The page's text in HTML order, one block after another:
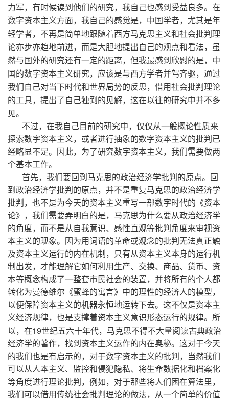
力军，有时候读到他们的研究，我自己也感到受益良多。在
数字资本主义方面，我自己的感觉是，中国学者，尤其是年
轻学者，不再是简单地跟随着西方马克思主义和社会批判理
论亦步亦趋地前进，而是大胆地提出自己的观点和看法，虽
然与国外的研究还有一定的距离，但我最感到欣慰的是，中
国的数字资本主义研究，应该是与西方学者并驾齐驱，通过
我们自己对当下时代和世界局势的反思，借用社会批判理论
的工具，提出了自己独到的见解，这在以往的研究中并不多
见。
不过，在我自己目前的研究中，仅仅从一般概论性质来
探索数字资本主义，或者进行抽象的数字资本主义的批判已
经略显不足。因此，为了研究数字资本主义，我们需要做两
个基本工作。
首先，我们要回到马克思的政治经济学批判的原点。回
到政治经济学批判的原点，并不是重复马克思的政治经济学
批判，也不是为今天的资本主义重写一部数字时代的《资本
论》，我们需要弄明白的是，马克思为什么要从政治经济学
的角度，而不是从自我意识、感性直观等批判角度来审视资
本主义的现象。因为用词语的革命或观念的批判无法真正触
及资本主义运行的内在机制，只有从资本主义本身的运行机
制出发，才能理解它如何利用生产、交换、商品、货币、资
本等概念构成了一整套市民社会的装置，并将所有的个人都
转化为曼德维尔《蜜蜂的寓言》中的理性的经济人的模型，
以便保障资本主义的机器永恒地运转下去。这不仅是资本主
义经济规律，也是支撑着资本主义意识形态运行的规律。所
以，在19世纪五六十年代，马克思不得不大量阅读古典政治
经济学的著作，找到资本主义运作的内在奥秘。这对于今天
的我们也是有启示的，对于数字资本主义的批判，当然我们
可以从人本主义、监控和侵犯隐私、将生命数据化和档案化
等角度进行理论批判，例如，对于那些将人们困在算法里，
我们可以借用传统社会批判理论的做法，从一个简单的价值